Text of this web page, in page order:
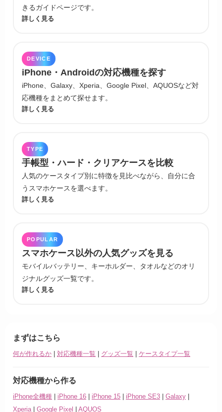
きるガイドページです。
詳しく見る
DEVICE
iPhone・Androidの対応機種を探す
iPhone、Galaxy、Xperia、Google Pixel、AQUOSなど対
応機種をまとめて探せます。
詳しく見る
TYPE
手帳型・ハード・クリアケースを比較
人気のケースタイプ別に特徴を見比べながら、自分に合
うスマホケースを選べます。
詳しく見る
POPULAR
スマホケース以外の人気グッズを見る
モバイルバッテリー、キーホルダー、タオルなどのオリ
ジナルグッズ一覧です。
詳しく見る
まずはこちら
何が作れるか | 対応機種一覧 | グッズ一覧 | ケースタイプ一覧
対応機種から作る
iPhone全機種 | iPhone 16 | iPhone 15 | iPhone SE3 | Galaxy |
Xperia | Google Pixel | AQUOS